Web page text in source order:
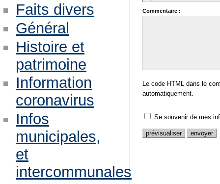
Commentaire :
Le code HTML dans le
automatiquement.
Se souvenir de mes
Faits divers
Général
Histoire et
patrimoine
Information
coronavirus
Infos
municipales,
et
intercommunales